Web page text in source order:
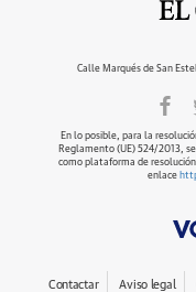
Calle Marqués de San
En lo posible, para la
Reglamento (UE) 524/2013,
como plataforma de
enlace
Contactar Aviso legal